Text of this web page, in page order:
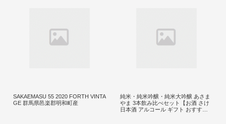
SAKAEMASU 55 2020 FORTH VINTA
GE 群馬県邑楽郡明和町産
純米・純米吟醸・純米大吟醸 あさま
やま 3本飲み比べセット【お酒 さけ
日本酒 アルコール ギフト おすすめ